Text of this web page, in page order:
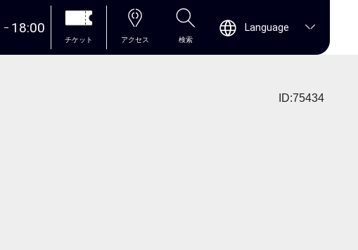
18:00
チケット アクセス 検索
Language
ID:75434